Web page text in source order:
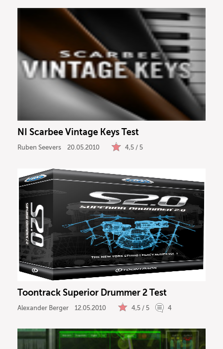
NI Scarbee Vintage Keys Test
Ruben Seevers 20.05.2010 4,5 / 5
Toontrack Superior Drummer 2 Test
Alexander Berger 12.05.2010 4,5 / 5 4